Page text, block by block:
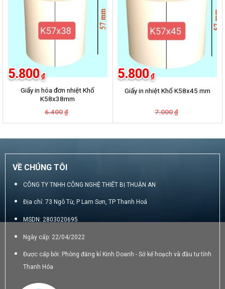
Giấy in hóa đơn nhiệt Khổ
K58x38mm
6.400 ₫
là:
5.800 ₫
tại
5.800₫.
Giấy in nhiệt Khổ K58x45 mm
7.000 ₫
là:
5.800 ₫
tại
5.800₫.
VỀ CHÚNG TÔI
CÔNG TY TNHH CÔNG NGHỆ THIẾT BỊ THUẬN AN
Địa chỉ: 73 Ngô Từ, P Lam Sơn, TP Thanh Hoá
MSDN: 2803020695
Ngày cấp: 22/04/2022
Được cấp bởi: Phòng đăng kí Kinh Doanh - Sở kế hoạch và đầu tư tỉnh
Thanh Hóa